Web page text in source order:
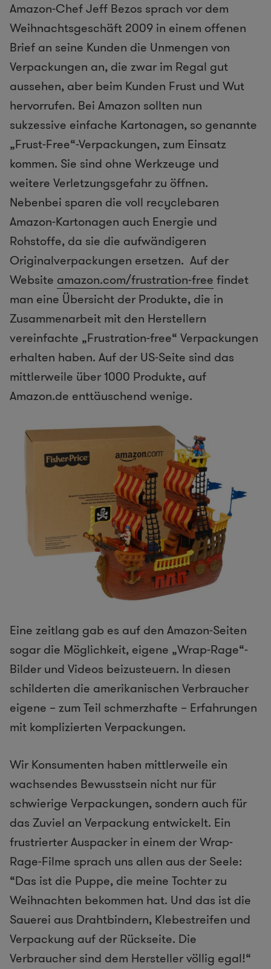
Amazon-Chef Jeff Bezos sprach vor dem
Weihnachtsgeschäft 2009 in einem offenen
Brief an seine Kunden die Unmengen von
Verpackungen an, die zwar im Regal gut
aussehen, aber beim Kunden Frust und Wut
hervorrufen. Bei Amazon sollten nun
sukzessive einfache Kartonagen, so genannte
„Frust-Free“-Verpackungen, zum Einsatz
kommen. Sie sind ohne Werkzeuge und
weitere Verletzungsgefahr zu öffnen.
Nebenbei sparen die voll recyclebaren
Amazon-Kartonagen auch Energie und
Rohstoffe, da sie die aufwändigeren
Originalverpackungen ersetzen. Auf der
Website amazon.com/frustration-free findet
man eine Übersicht der Produkte, die in
Zusammenarbeit mit den Herstellern
vereinfachte „Frustration-free“ Verpackungen
erhalten haben. Auf der US-Seite sind das
mittlerweile über 1000 Produkte, auf
Amazon.de enttäuschend wenige.
Eine zeitlang gab es auf den Amazon-Seiten
sogar die Möglichkeit, eigene „Wrap-Rage“-
Bilder und Videos beizusteuern. In diesen
schilderten die amerikanischen Verbraucher
eigene – zum Teil schmerzhafte – Erfahrungen
mit komplizierten Verpackungen.
Wir Konsumenten haben mittlerweile ein
wachsendes Bewusstsein nicht nur für
schwierige Verpackungen, sondern auch für
das Zuviel an Verpackung entwickelt. Ein
frustrierter Auspacker in einem der Wrap-
Rage-Filme sprach uns allen aus der Seele:
“Das ist die Puppe, die meine Tochter zu
Weihnachten bekommen hat. Und das ist die
Sauerei aus Drahtbindern, Klebestreifen und
Verpackung auf der Rückseite. Die
Verbraucher sind dem Hersteller völlig egal!“